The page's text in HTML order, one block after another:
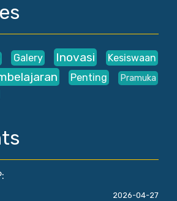
Galery Inovasi
Kesiswaan
Penting
Pramuka
:
2026-04-27